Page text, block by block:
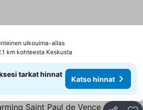
ulkouima-allasKatso hinnat
hinnat
km kohteesta Keskusta
tarkat hinnat
Katso hinnat